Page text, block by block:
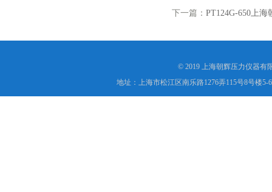
下一篇： PT124G-650上
© 2019 上海朝辉压力仪器有
地址：上海市松江区南乐路1276弄115号8号楼5-